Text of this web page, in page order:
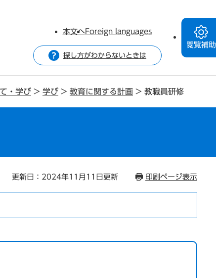
閲覧補助
本文へForeign languages
探し方がわからないときは
・学び > 学び > 教育に関する計画 > 教職員研修
更新日：2024年11月11日更新 印刷ページ表示